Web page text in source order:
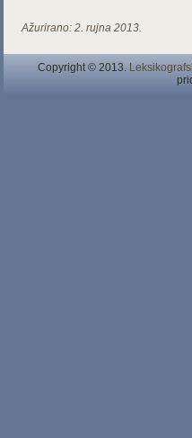
Ažurirano: 2. rujna 2013.
Copyright © 2013.